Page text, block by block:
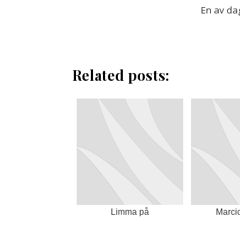
En av
Related posts:
Limma på